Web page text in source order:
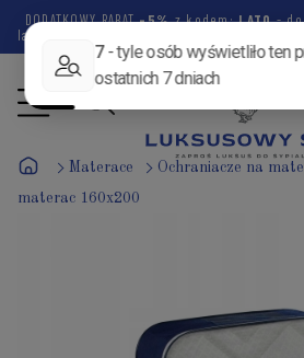
DODATKOWY RABAT-5%z kodem:LATO- do
lata pozostało
Materace Ochraniacze na
materac 160x200